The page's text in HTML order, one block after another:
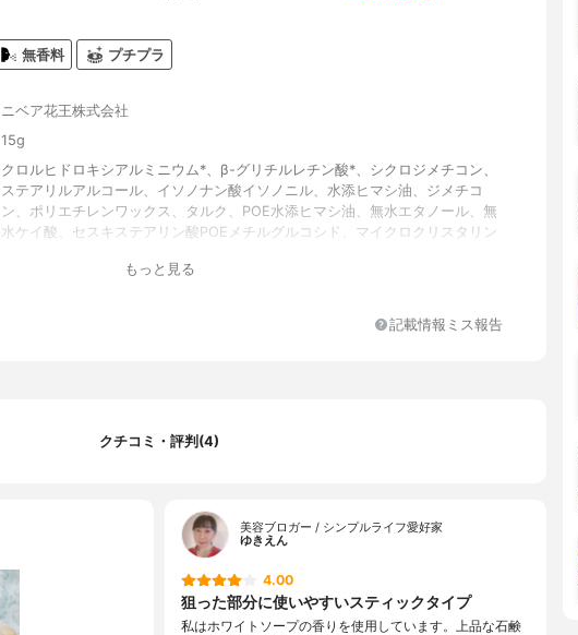
無香料 プチプラ
ニベア花王株式会社
15g
クロルヒドロキシアルミニウム*、β-グリチルレチン酸*、シクロジメチコン、
ステアリルアルコール、イソノナン酸イソノニル、水添ヒマシ油、ジメチコ
ン、ポリエチレンワックス、タルク、POE水添ヒマシ油、無水エタノール、無
水ケイ酸、セスキステアリン酸POEメチルグルコシド、マイクロクリスタリン
セリン脂肪酸エステル、BHT
もっと見る
記載情報ミス報告
クチコミ・評判(4)
美容ブロガー / シンプルライフ愛好家
ゆきえん
4.00
狙った部分に使いやすいスティックタイプ
私はホワイトソープの香りを使用しています。上品な石鹸